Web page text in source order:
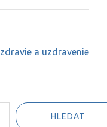
a uzdravenie
HLEDAT